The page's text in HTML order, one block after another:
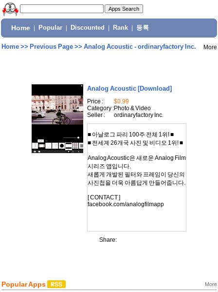
Home Popular Discounted Rank 등록
Home>> Previous Page>> Analog Acoustic - ordinaryfactory Inc. More
Analog Acoustic [Download]
Price :
$0.99
Category :Photo & Video
Seller :
ordinaryfactory Inc.
■ 아날로그 파리 100주 전체 1위! ■
■ 전세계 26개국 사진 및 비디오 1위! ■
Analog Acoustic은 새로운 Analog Film
시리즈 앱입니다.
새롭게 개발된 필터와 프레임이 당신의
사진첩을 더욱 아름답게 만들어줍니다.
[ CONTACT ]
Share:
Popular Apps More